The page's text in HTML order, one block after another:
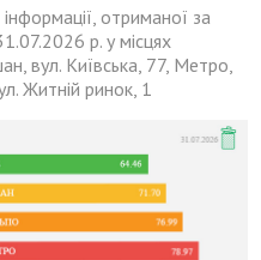
отриманої за
р. у місцях
вул. Київська, 77, Метро,
Житній ринок, 1